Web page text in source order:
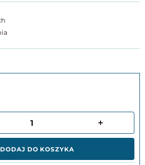
DODAJ DO KOSZYKA